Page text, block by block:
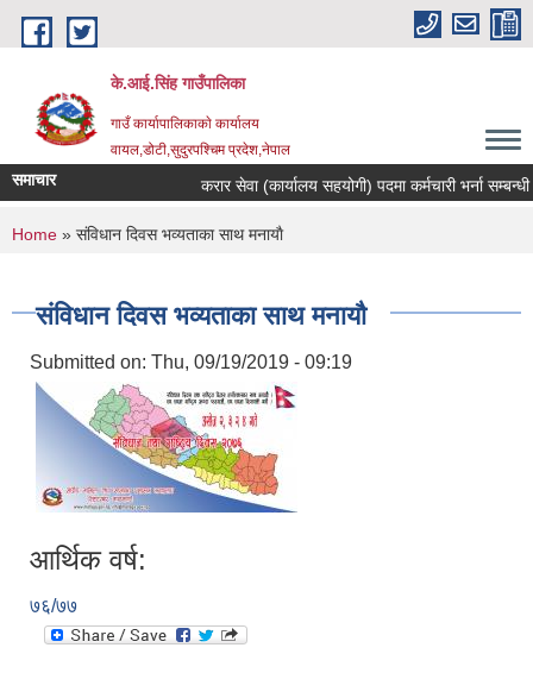
Skip to main content
के.आई.सिंह गाउँपालिका
गाउँ कार्यापालिकाकाे कार्यालय
वायल,डोटी,सुदुरपश्चिम प्रदेश,नेपाल
समाचार करार सेवा (कार्यालय सहयोगी) पदमा कर्मचारी भर्ना सम्बन्धी
You are here
Home » संविधान दिवस भव्यताका साथ मनायाै
संविधान दिवस भव्यताका साथ मनायाै
Submitted on: Thu, 09/19/2019 - 09:19
आर्थिक वर्ष:
७६/७७